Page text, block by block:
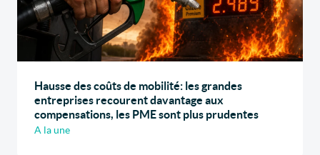
Hausse des coûts de mobilité: les grandes
entreprises recourent davantage aux
compensations, les PME sont plus prudentes
A la une